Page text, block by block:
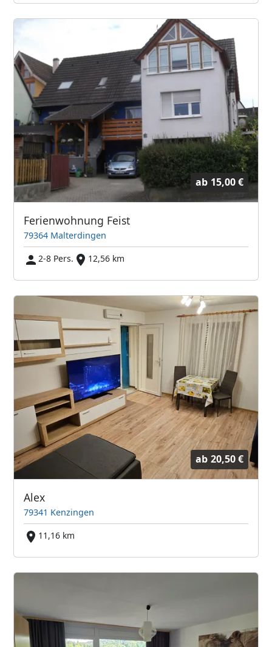
ab 15,00 €
Ferienwohnung Feist
79364 Malterdingen
2-8 Pers.
12,56 km
ab 20,50 €
Alex
79341 Kenzingen
11,16 km